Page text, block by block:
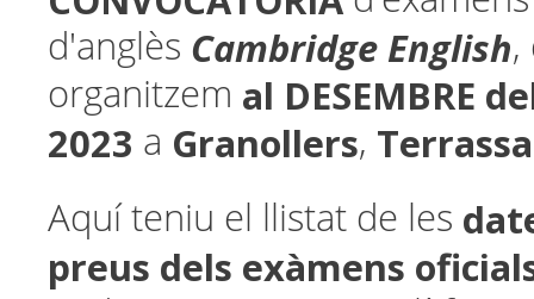
d'anglès Cambridge English,
organitzem al DESEMBRE
2023 a Granollers, Terrassa
Aquí teniu el llistat de les
preus dels exàmens